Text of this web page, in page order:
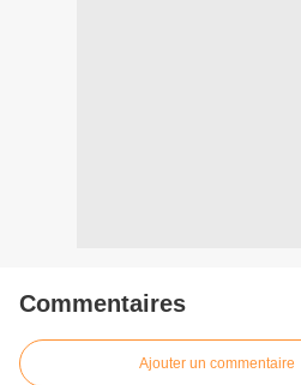
Commentaires
Ajouter un commentaire